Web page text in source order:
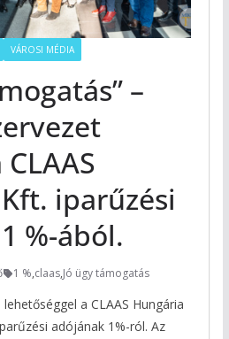
VÁROSI MÉDIA
–
iparűzési
%-ából.
1 %,claas,Jó ügy támogatás
a CLAAS Hungária
adójának 1%-ról. Az